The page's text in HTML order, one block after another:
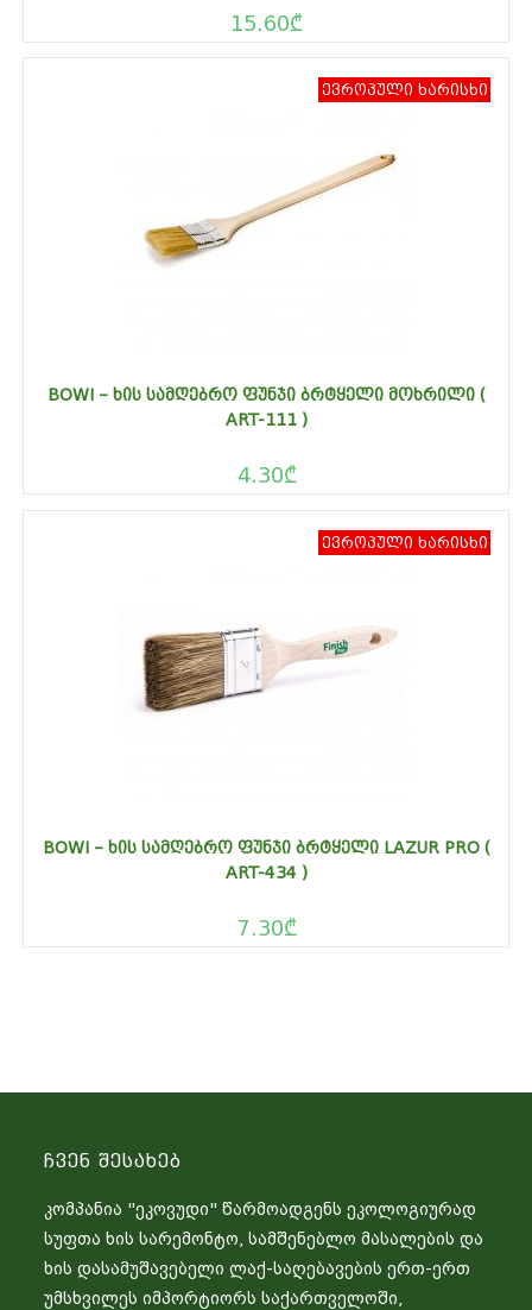
15.60₾
ევროპული ხარისხი
BOWI – ᲮᲘᲡ ᲡᲐᲛᲦᲔᲑᲠᲝ ᲤᲣᲜᲯᲘ ᲑᲠᲢᲧᲔᲚᲘ ᲛᲝᲮᲠᲘᲚᲘ (
ART-111 )
4.30₾
ევროპული ხარისხი
BOWI – ᲮᲘᲡ ᲡᲐᲛᲦᲔᲑᲠᲝ ᲤᲣᲜᲯᲘ ᲑᲠᲢᲧᲔᲚᲘ LAZUR PRO (
ART-434 )
7.30₾
Ჩვენ Შესახებ
კომპანია "ეკოვუდი" წარმოადგენს ეკოლოგიურად
სუფთა ხის სარემონტო, სამშენებლო მასალების და
ხის დასამუშავებელი ლაქ-საღებავების ერთ-ერთ
უმსხვილეს იმპორტიორს საქართველოში,